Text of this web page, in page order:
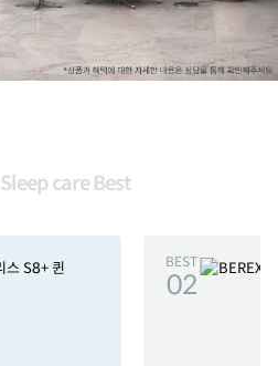
Sleep care Best
BEST
02